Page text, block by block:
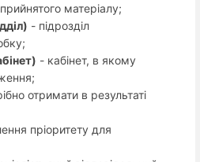
матеріалу;
- підрозділ
- кабінет, в якому
отримати в результаті
пріоритету для